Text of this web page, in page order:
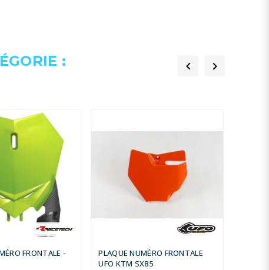
:  
FRONTALE -
PLAQUE NUMÉRO FRONTALE
UFO KTM SX85